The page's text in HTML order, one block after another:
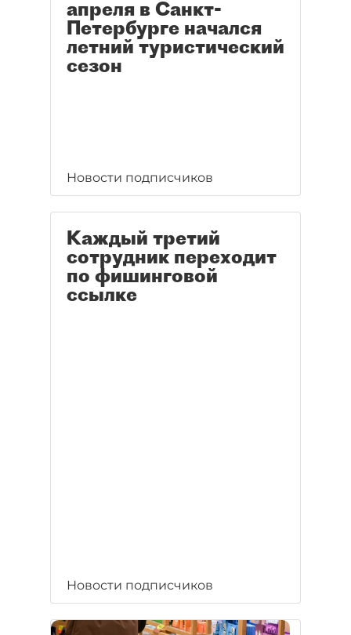
апреля в Санкт-
Петербурге начался
летний туристический
сезон
Новости подписчиков
Каждый третий
сотрудник переходит
по фишинговой
ссылке
Новости подписчиков